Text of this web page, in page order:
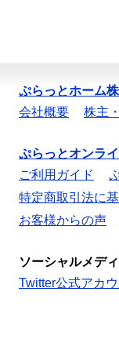
ぷらっとホーム
会社概要
株主
ぷらっとオンラ
ご利用ガイド
特定商取引法に
お客様からの声
ソーシャルメデ
Twitter公式アカウ